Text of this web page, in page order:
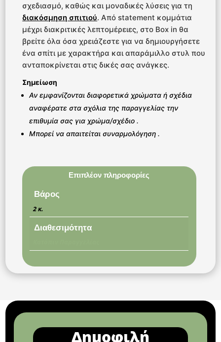
σχεδιασμό, καθώς και μοναδικές λύσεις για τη
διακόσμηση σπιτιού. Από statement κομμάτια
μέχρι διακριτικές λεπτομέρειες, στο Box in θα
βρείτε όλα όσα χρειάζεστε για να δημιουργήσετε
ένα σπίτι με χαρακτήρα και απαράμιλλο στυλ που
ανταποκρίνεται στις δικές σας ανάγκες.
Σημείωση
Αν εμφανίζονται διαφορετικά χρώματα ή σχέδια
αναφέρατε στα σχόλια της παραγγελίας την
επιθυμία σας για χρώμα/σχέδιο .
Μπορεί να απαιτείται συναρμολόγηση .
Επιπλέον πληροφορίες
Βάρος
2 κ.
Διαθεσιμότητα
Δημοφιλή